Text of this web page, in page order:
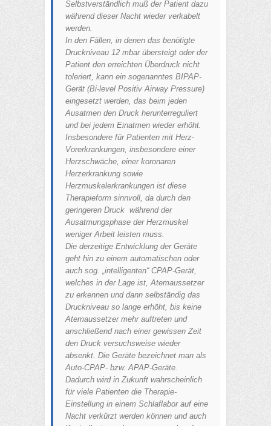
Selbstverständlich muß der Patient dazu
während dieser Nacht wieder verkabelt
werden.
In den Fällen, in denen das benötigte
Druckniveau 12 mbar übersteigt oder der
Patient den erreichten Überdruck nicht
toleriert, kann ein sogenanntes BIPAP-
Gerät (Bi-level Positiv Airway Pressure)
eingesetzt werden, das beim jeden
Ausatmen den Druck herunterreguliert
und bei jedem Einatmen wieder erhöht.
Insbesondere für Patienten mit Herz-
Vorerkrankungen, insbesondere einer
Herzschwäche, einer koronaren
Herzerkrankung sowie
Herzmuskelerkrankungen ist diese
Therapieform sinnvoll, da durch den
geringeren Druck während der
Ausatmungsphase der Herzmuskel
weniger Arbeit leisten muss.
Die derzeitige Entwicklung der Geräte
geht hin zu einem automatischen oder
auch sog. „intelligenten“ CPAP-Gerät,
welches in der Lage ist, Atemaussetzer
zu erkennen und dann selbständig das
Druckniveau so lange erhöht, bis keine
Atemaussetzer mehr auftreten und
anschließend nach einer gewissen Zeit
den Druck versuchsweise wieder
absenkt. Die Geräte bezeichnet man als
Auto-CPAP- bzw. APAP-Geräte.
Dadurch wird in Zukunft wahrscheinlich
für viele Patienten die Therapie-
Einstellung in einem Schlaflabor auf eine
Nacht verkürzt werden können und auch